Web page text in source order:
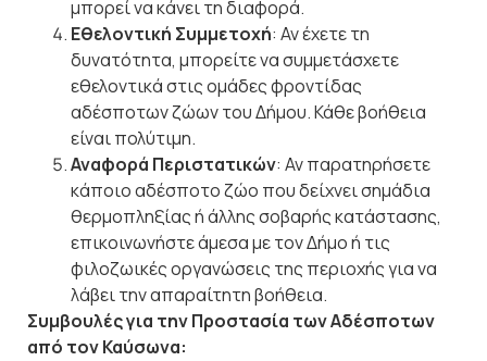
μπορεί να κάνει τη διαφορά.
Εθελοντική Συμμετοχή: Αν έχετε τη
δυνατότητα, μπορείτε να συμμετάσχετε
εθελοντικά στις ομάδες φροντίδας
αδέσποτων ζώων του Δήμου. Κάθε βοήθεια
είναι πολύτιμη.
Αναφορά Περιστατικών: Αν παρατηρήσετε
κάποιο αδέσποτο ζώο που δείχνει σημάδια
θερμοπληξίας ή άλλης σοβαρής κατάστασης,
επικοινωνήστε άμεσα με τον Δήμο ή τις
φιλοζωικές οργανώσεις της περιοχής για να
λάβει την απαραίτητη βοήθεια.
Συμβουλές για την Προστασία των Αδέσποτων
από τον Καύσωνα: